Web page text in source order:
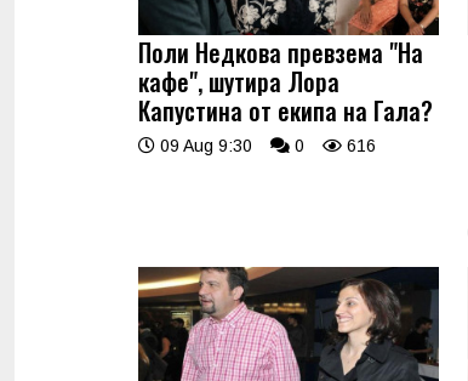
Поли Недкова превзема "На
кафе", шутира Лора
Капустина от екипа на Гала?
09 Aug 9:30 0 616